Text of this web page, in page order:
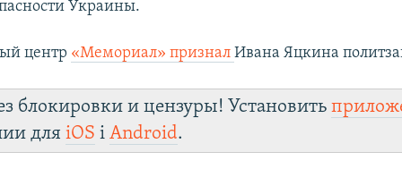
Украины.
центр «Мемориал» призналИвана Яцкина
блокировки и цензуры! Установить
дляiOS іAndroid.